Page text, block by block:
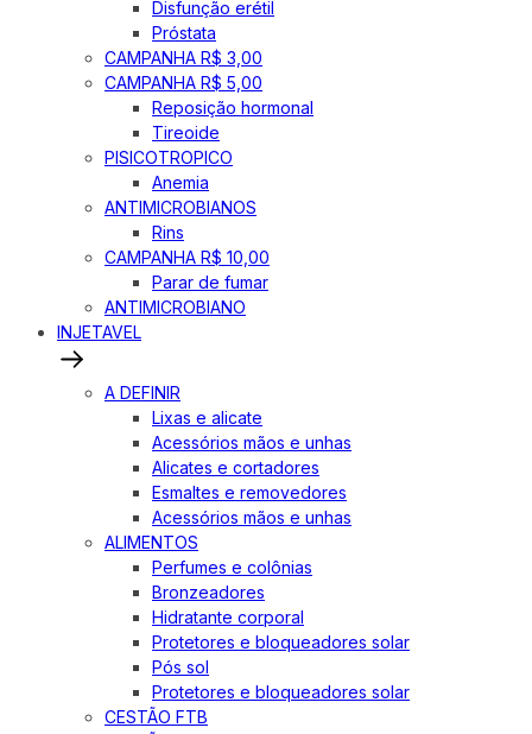
Disfunção erétil
Próstata
CAMPANHA R$ 3,00
CAMPANHA R$ 5,00
Reposição hormonal
Tireoide
PISICOTROPICO
Anemia
ANTIMICROBIANOS
Rins
CAMPANHA R$ 10,00
Parar de fumar
ANTIMICROBIANO
INJETAVEL
A DEFINIR
Lixas e alicate
Acessórios mãos e unhas
Alicates e cortadores
Esmaltes e removedores
Acessórios mãos e unhas
ALIMENTOS
Perfumes e colônias
Bronzeadores
Hidratante corporal
Protetores e bloqueadores solar
Pós sol
Protetores e bloqueadores solar
CESTÃO FTB